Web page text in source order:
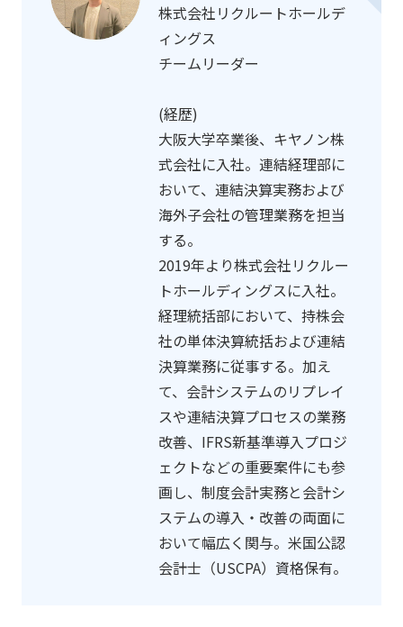
株式会社リクルートホールデ
ィングス
チームリーダー
(経歴)
大阪大学卒業後、キヤノン株
式会社に入社。連結経理部に
おいて、連結決算実務および
海外子会社の管理業務を担当
する。
2019年より株式会社リクルー
トホールディングスに入社。
経理統括部において、持株会
社の単体決算統括および連結
決算業務に従事する。加え
て、会計システムのリプレイ
スや連結決算プロセスの業務
改善、IFRS新基準導入プロジ
ェクトなどの重要案件にも参
画し、制度会計実務と会計シ
ステムの導入・改善の両面に
おいて幅広く関与。米国公認
会計士（USCPA）資格保有。